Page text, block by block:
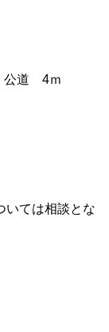
道 4ｍ
いては相談とな